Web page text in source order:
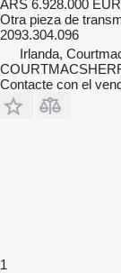
ARS 6.928.000
Otra pieza de
2093.304.096
Irlanda,
Contacte con el
1